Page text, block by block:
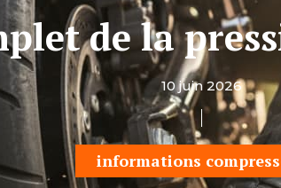
de la
10 juin 2026
informations